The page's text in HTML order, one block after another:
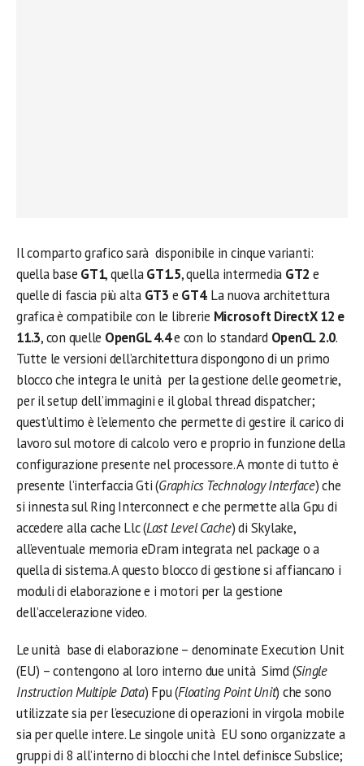
Il comparto grafico sarà disponibile in cinque varianti:
quella base GT1, quellaGT1.5, quella intermedia GT2 e
quelle di fascia più alta GT3 e GT4. La nuova architettura
grafica è compatibile con le librerie Microsoft DirectX 12 e
11.3, con quelle OpenGL 4.4e con lo standard OpenCL 2.0.
Tutte le versioni dell’architettura dispongono di un primo
blocco che integra le unità per la gestione delle geometrie,
per il setup dell’immagini e il global thread dispatcher;
quest’ultimo è l’elemento che permette di gestire il carico di
lavoro sul motore di calcolo vero e proprio in funzione della
configurazione presente nel processore. A monte di tutto è
presente l’interfaccia Gti (Graphics Technology Interface) che
si innesta sul Ring Interconnect e che permette alla Gpu di
accedere alla cache Llc (Last Level Cache) di Skylake,
all’eventuale memoria eDram integrata nel package o a
quella di sistema. A questo blocco di gestione si affiancano i
moduli di elaborazione e i motori per la gestione
dell’accelerazione video.
Le unità base di elaborazione – denominate Execution Unit
(EU) – contengono al loro interno due unità Simd (Single
Instruction Multiple Data) Fpu (Floating Point Unit) che sono
utilizzate sia per l’esecuzione di operazioni in virgola mobile
sia per quelle intere. Le singole unità EU sono organizzate a
gruppi di 8 all’interno di blocchi che Intel definisce Subslice;